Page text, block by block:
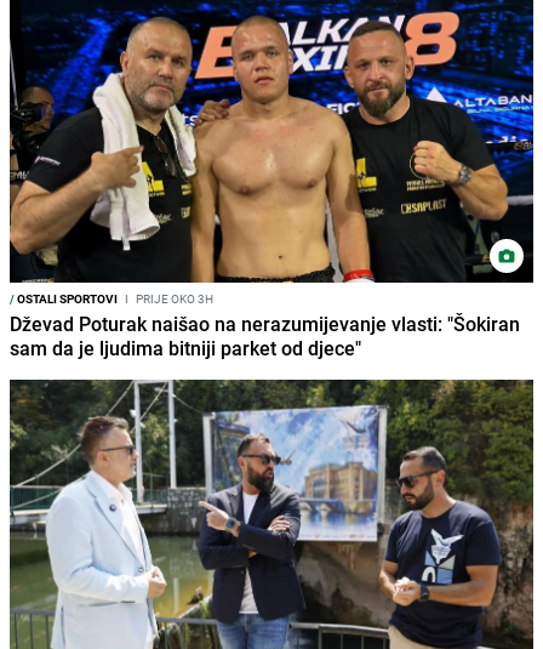
/OSTALI SPORTOVI I PRIJE OKO 3H
Dževad Poturak naišao na nerazumijevanje vlasti: "Šokiran
sam da je ljudima bitniji parket od djece"